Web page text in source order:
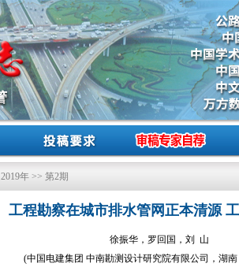
2019年 >> 第2期
工程勘察在城市排水管网正本清源
徐振华，罗回国，刘 山
(中国电建集团 中南勘测设计研究院有限公司，湖